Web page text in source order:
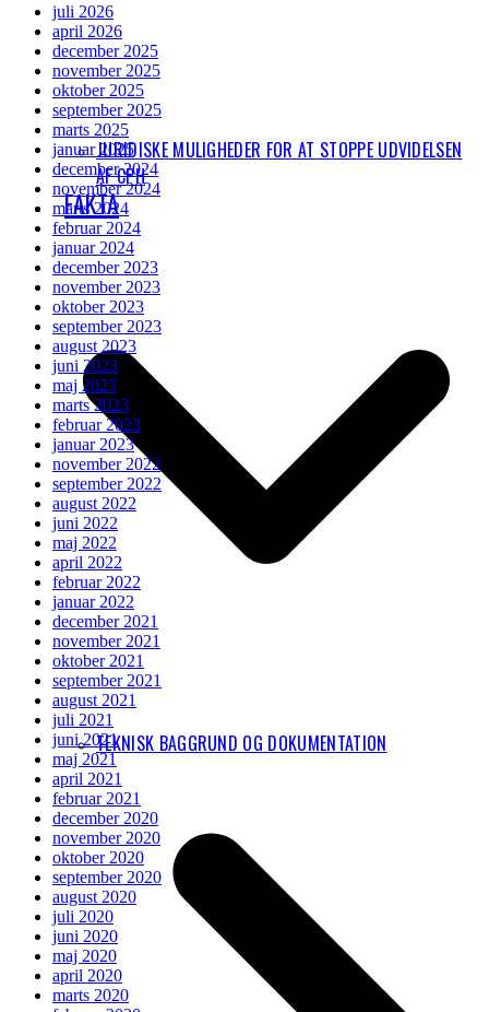
JURIDISKE MULIGHEDER FOR AT STOPPE UDVIDELSEN
AF CPH
FAKTA
TEKNISK BAGGRUND OG DOKUMENTATION
juli 2026
april 2026
december 2025
november 2025
oktober 2025
september 2025
marts 2025
januar 2025
december 2024
november 2024
marts 2024
februar 2024
januar 2024
december 2023
november 2023
oktober 2023
september 2023
august 2023
juni 2023
maj 2023
marts 2023
februar 2023
januar 2023
november 2022
september 2022
august 2022
juni 2022
maj 2022
april 2022
februar 2022
januar 2022
december 2021
november 2021
oktober 2021
september 2021
august 2021
juli 2021
juni 2021
maj 2021
april 2021
februar 2021
december 2020
november 2020
oktober 2020
september 2020
august 2020
juli 2020
juni 2020
maj 2020
april 2020
marts 2020